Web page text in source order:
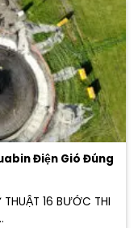
Điện Gió Đúng
16 BƯỚC THI